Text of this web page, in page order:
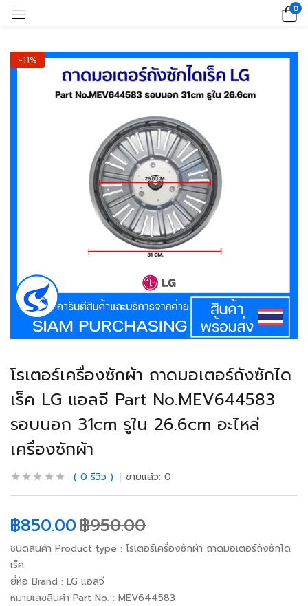
0
-11%
โรเตอร์เครื่องซักผ้า ถาดมอเตอร์ถังซักได
เร็ค LG แอลจี Part No.MEV644583
รอบนอก 31cm รูใน 26.6cm อะไหล่
เครื่องซักผ้า
0 รีวิว ขายแล้ว: 0
฿850.00฿950.00
ชนิดสินค้า Product type : โรเตอร์เครื่องซักผ้า ถาดมอเตอร์ถังซักได
เร็ค
ยี่ห้อ Brand : LG แอลจี
หมายเลขสินค้า Part No. : MEV644583